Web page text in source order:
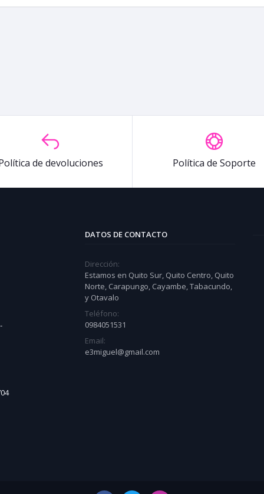
de devoluciones Política de Soporte
DATOS DE CONTACTO
Dirección:
Estamos en Quito Sur, Quito Centro, Quito
Norte, Carapungo, Cayambe, Tabacundo,
y Otavalo
Teléfono:
0984051531
Email:
e3miguel@gmail.com